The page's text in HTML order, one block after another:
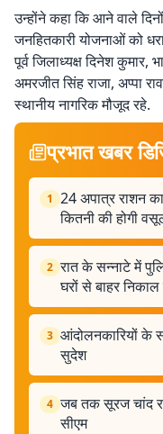
उन्होंने कहा कि आने वाले
जनहितकारी योजनाओं को
पूर्व जिलाध्यक्ष दिनेश कुमार,
अमरजीत सिंह राजा, अप्पा
स्थानीय नागरिक मौजूद रहे.
प्रभात खबर
1 24 अपात्र राशन
कितनी की होगी
2 रात के सन्नाटे में
घरों से बाहर
3 आंदोलनकारियों के
सुदेश
4 जब तक सूरज चांद
सीएम